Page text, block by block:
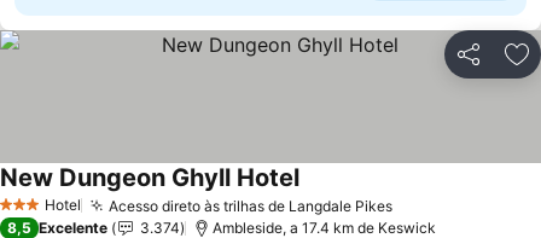
Partilhar
3 EstrelasHotel Acesso direto às trilhas de Langdale Pikes
New Dungeon Ghyll Hotel
8,5 Excelente 3.374 Ambleside, a 17.4 km de Keswick